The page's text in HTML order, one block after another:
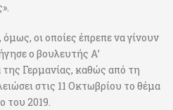
όμως, οι οποίες έπρεπε να γίνουν
ο βουλευτής Α’
Γερμανίας, καθώς από τη
στις 11 Οκτωβρίου το θέμα
του 2019.